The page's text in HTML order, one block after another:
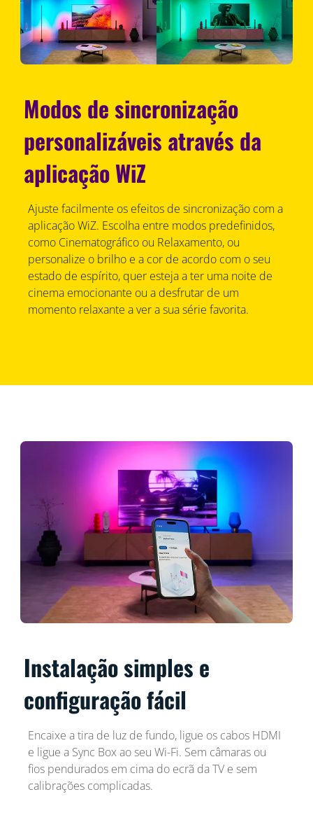
Modos de sincronização
personalizáveis através da
aplicação WiZ
Ajuste facilmente os efeitos de sincronização com a
aplicação WiZ. Escolha entre modos predefinidos,
como Cinematográfico ou Relaxamento, ou
personalize o brilho e a cor de acordo com o seu
estado de espírito, quer esteja a ter uma noite de
cinema emocionante ou a desfrutar de um
momento relaxante a ver a sua série favorita.
Instalação simples e
configuração fácil
Encaixe a tira de luz de fundo, ligue os cabos HDMI
e ligue a Sync Box ao seu Wi-Fi. Sem câmaras ou
fios pendurados em cima do ecrã da TV e sem
calibrações complicadas.